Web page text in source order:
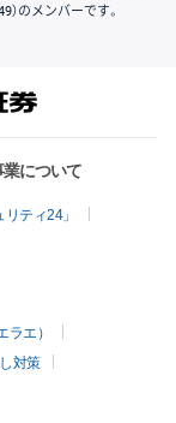
のメンバーです。
について
ティ24」
エ）
対策